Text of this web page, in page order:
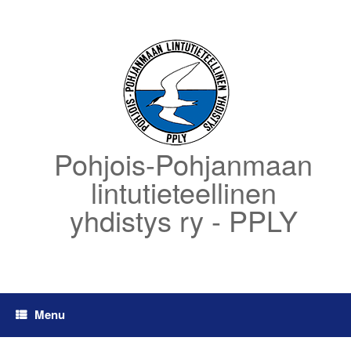
Pohjois-Pohjanmaan
lintutieteellinen
yhdistys ry - PPLY
Menu